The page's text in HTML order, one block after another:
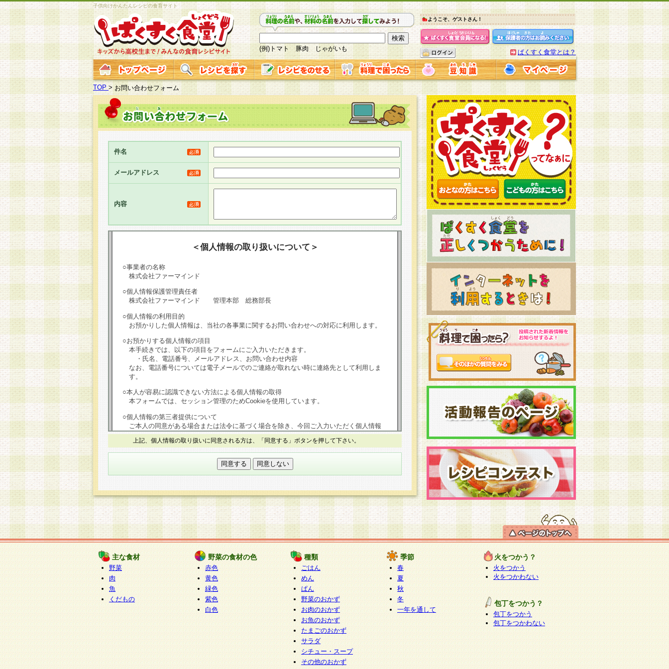
子供向けかんたんレシピの食育サイト
(例)トマト 豚肉 じゃがいも
ようこそ、ゲストさん！
ぱくすく食堂とは？
TOP >お問い合わせフォーム
件名
メールアドレス
内容
＜個人情報の取り扱いについて＞
○事業者の名称
株式会社ファーマインド
○個人情報保護管理責任者
株式会社ファーマインド 管理本部 総務部長
○個人情報の利用目的
お預かりした個人情報は、当社の各事業に関するお問い合わせへの対応に利用します。
○お預かりする個人情報の項目
本手続きでは、以下の項目をフォームにご入力いただきます。
・氏名、電話番号、メールアドレス、お問い合わせ内容
なお、電話番号については電子メールでのご連絡が取れない時に連絡先として利用しま
す。
○本人が容易に認識できない方法による個人情報の取得
本フォームでは、セッション管理のためCookieを使用しています。
○個人情報の第三者提供について
ご本人の同意がある場合または法令に基づく場合を除き、今回ご入力いただく個人情報
は第三者に提供しません。
個人情報の取り扱いを外部に委託する場合は、当社が規定する個人情報管理基準を満た
す企業を選定して委託を行い、適切な取り扱いが行われるよう監督します。
本人からの求めにより、当社が本件により取得した開示対象個人情報の利用目的の通
知・開示・内容の訂正・追加または削除・利用の停止・消去及び第三者への提供の禁止
（以下、総称して「開示等」といいます。）に応じます。
開示等に応じる窓口は以下になります。
ぱくすく食堂個人情報お客様相談窓口
paku-info@pakusuku.com
個人情報を与えることは任意ですが、個人情報の取扱いについて同意をいただけない場
合には、当社のサービスの提供、お客様からのお問い合わせ・ご相談への対応ができな
い場合がございますのでご了承ください。
上記、個人情報の取り扱いに同意される方は、「同意する」ボタンを押して下さい。
主な食材
野菜
肉
魚
くだもの
野菜の食材の色
赤色
黄色
緑色
紫色
白色
種類
ごはん
めん
ぱん
野菜のおかず
お肉のおかず
お魚のおかず
たまごのおかず
サラダ
シチュー・スープ
その他のおかず
季節
春
夏
秋
冬
一年を通して
火をつかう？
火をつかう
火をつかわない
包丁をつかう？
包丁をつかう
包丁をつかわない